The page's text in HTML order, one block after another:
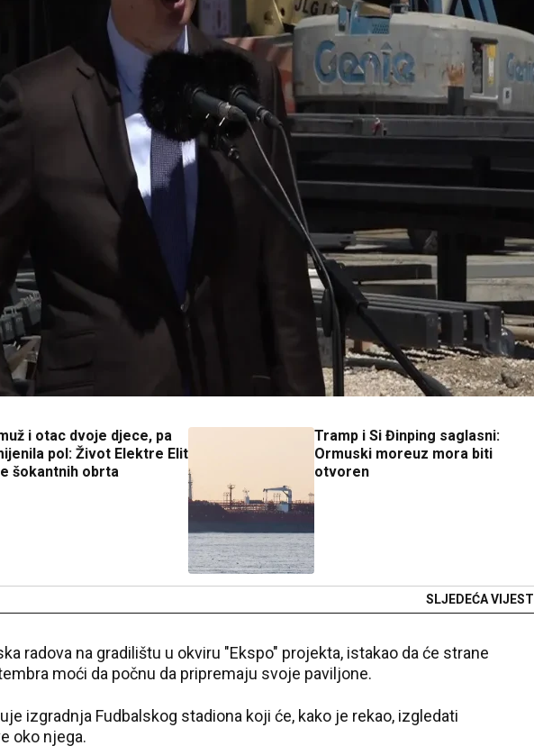
i otac dvoje djece, pa
pol: Život Elektre Elit
šokantnih obrta
Tramp i Si Đinping saglasni:
Ormuski moreuz mora biti
otvoren
SLJEDEĆA VIJEST
radova na gradilištu u okviru "Ekspo" projekta, istakao da će strane
moći da počnu da pripremaju svoje paviljone.
izgradnja Fudbalskog stadiona koji će, kako je rekao, izgledati
oko njega.